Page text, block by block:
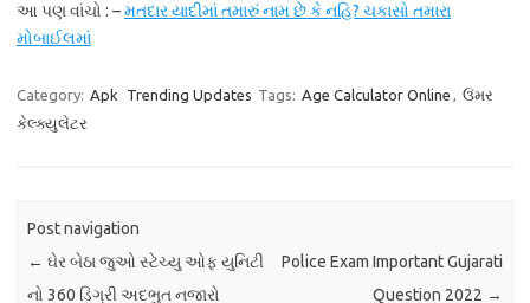
આ પણ વાંચો : –મતદાર યાદીમાં તમારું નામ છે કે નહિ? ચકાસો તમારા
મોબાઈલમાં
Category: Apk Trending Updates Tags: Age Calculator Online , ઉંમર
કેલ્ક્યુલેટર
Post navigation
← ઘેર બેઠા જુઓ સ્ટેચ્યુ ઓફ યુનિટી
નો 360 ડિગ્રી અદભુત નજારો
Police Exam Important Gujarati
Question 2022 →